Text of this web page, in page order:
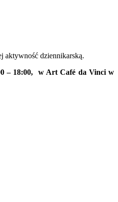
aktywność dziennikarską.
– 18:00, w ArtCafé da Vinci w